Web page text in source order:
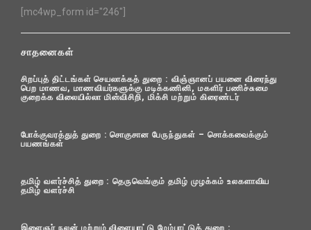
[mc4wp_form id="246"]
சாதனைகள்
சிறப்புத் திட்டங்கள் செயலாக்கத் துறை : விஞ்ஞானப் பயனை விரைந்து
பெற மாணவ, மாணவியர்களுக்கு மடிக்கணினி, மகளிர் பணிச்சுமை
குறைக்க விலையில்லா மின்விசிறி, மிக்சி மற்றும் கிரைண்டர்
போக்குவரத்துத் துறை : சொகுசான பேருந்துகள் – சொக்கவைக்கும்
பயணங்கள்
தமிழ் வளர்ச்சித் துறை : தெருவெங்கும் தமிழ் முழக்கம் உலகளாவிய
தமிழ் வளர்ச்சி
இளைஞர் நலன் மற்றும் விளையாட்டு மேம்பாட்டுத் துறை :